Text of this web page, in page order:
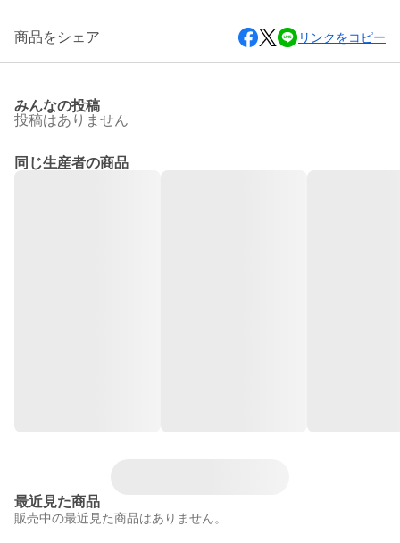
商品をシェア リンクをコピー
みんなの投稿
投稿はありません
同じ生産者の商品
最近見た商品
販売中の最近見た商品はありません。